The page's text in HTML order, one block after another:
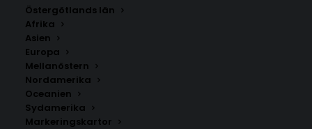
Östergötlands län
Afrika
Asien
Europa
Mellanöstern
Nordamerika
Oceanien
Sydamerika
Markeringskartor
350.00kr
Handritad karta över Siljansnäs i
Välj mellan fyra olika storlekar: 50×70 cm, 40×50 cm,